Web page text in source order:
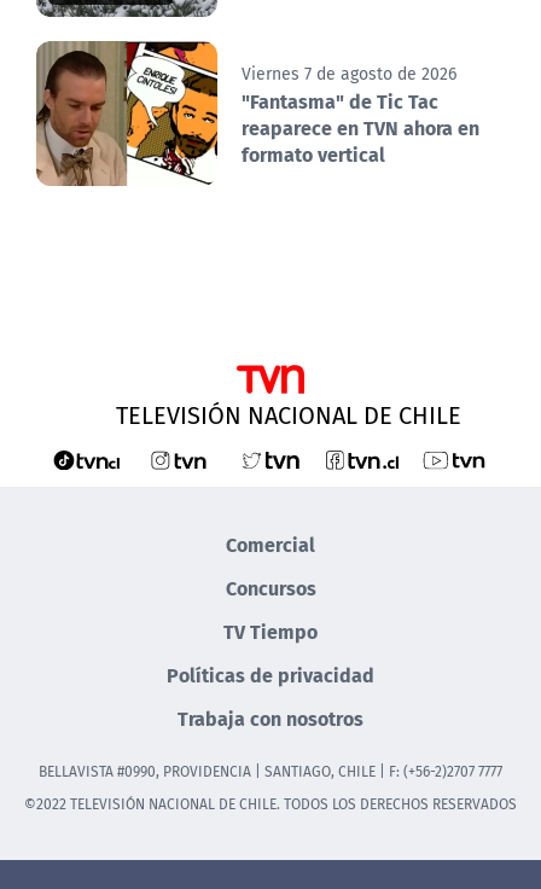
Viernes 7 de agosto de 2026
"Fantasma" de Tic Tac
reaparece en TVN ahora en
formato vertical
TELEVISIÓN NACIONAL DE CHILE
Comercial
Concursos
TV Tiempo
Políticas de privacidad
Trabaja con nosotros
BELLAVISTA #0990, PROVIDENCIA | SANTIAGO, CHILE | F: (+56-2)2707 7777
©2022 TELEVISIÓN NACIONAL DE CHILE. TODOS LOS DERECHOS RESERVADOS